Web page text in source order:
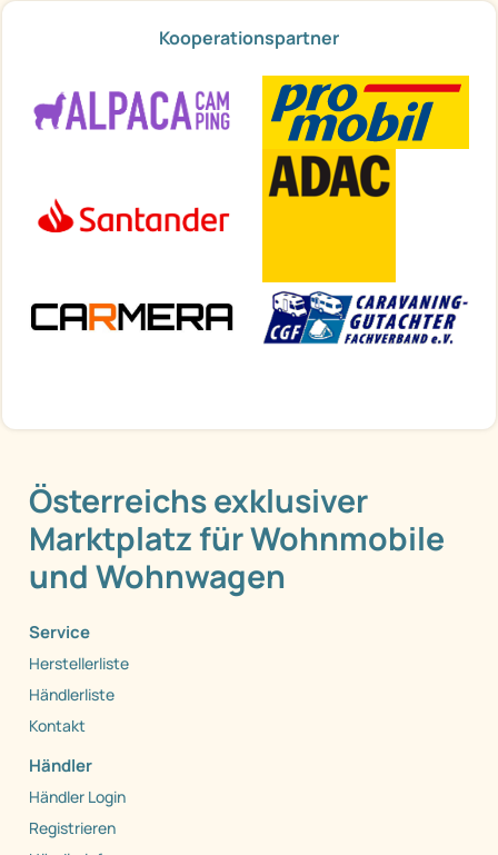
Kooperationspartner
Österreichs exklusiver
Marktplatz für Wohnmobile
und Wohnwagen
Service
Herstellerliste
Händlerliste
Kontakt
Händler
Händler Login
Registrieren